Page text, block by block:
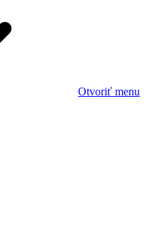
Otvoriť menu